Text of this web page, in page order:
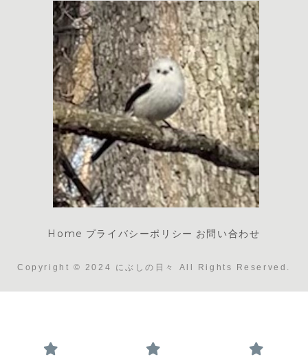
Home プライバシーポリシー お問い合わせ
Copyright © 2024 にぶしの日々 All Rights Reserved.